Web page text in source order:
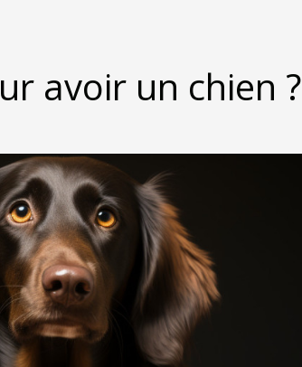
avoir un chien ?